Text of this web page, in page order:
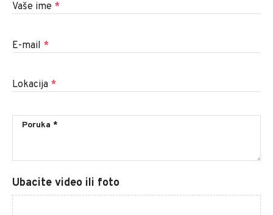
Vaše ime *
E-mail *
Lokacija *
Ubacite video ili foto